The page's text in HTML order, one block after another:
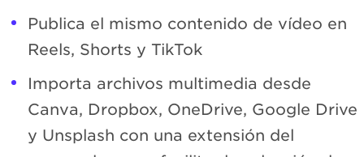
Publica el mismo contenido de vídeo en
Reels, Shorts y TikTok
Importa archivos multimedia desde
Canva, Dropbox, OneDrive, Google Drive
y Unsplash con una extensión del